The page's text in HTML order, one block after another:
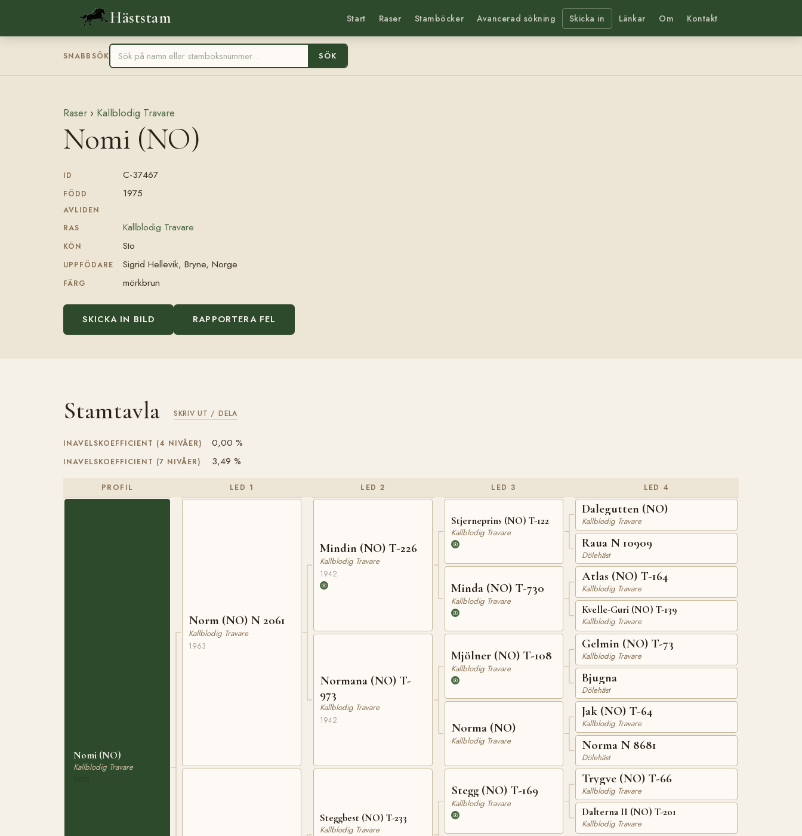
Häststam Start Raser Stamböcker Avancerad sökning Skicka in Länkar Om Kontakt
SNABBSÖK SÖK
Raser › Kallblodig Travare
Nomi (NO)
ID C-37467
FÖDD 1975
AVLIDEN
RAS
Kallblodig Travare
KÖN Sto
UPPFÖDARE Sigrid Hellevik, Bryne, Norge
FÄRG mörkbrun
SKICKA IN BILD RAPPORTERA FEL
Stamtavla SKRIV UT / DELA
INAVELSKOEFFICIENT (4 NIVÅER) 0,00 %
INAVELSKOEFFICIENT (7 NIVÅER) 3,49 %
PROFIL
Nomi (NO)
Kallblodig Travare
LED 1
Norm (NO) N 2061
Kallblodig Travare
1963
LED 2
Mindin (NO) T-226
Kallblodig Travare
1942
Normana (NO) T-
973
Kallblodig Travare
1942
Steggbest (NO) T-233
Kallblodig Travare
LED 3
Stjerneprins (NO) T-122
Kallblodig Travare
Minda (NO) T-730
Kallblodig Travare
Mjölner (NO) T-108
Kallblodig Travare
Norma (NO)
Kallblodig Travare
Stegg (NO) T-169
Kallblodig Travare
LED 4
Dalegutten (NO)
Kallblodig Travare
Raua N 10909
Dölehäst
Atlas (NO) T-164
Kallblodig Travare
Kvelle-Guri (NO) T-139
Kallblodig Travare
Gelmin (NO) T-73
Kallblodig Travare
Bjugna
Dölehäst
Jak (NO) T-64
Kallblodig Travare
Norma N 8681
Dölehäst
Trygve (NO) T-66
Kallblodig Travare
Dalterna II (NO) T-201
Kallblodig Travare